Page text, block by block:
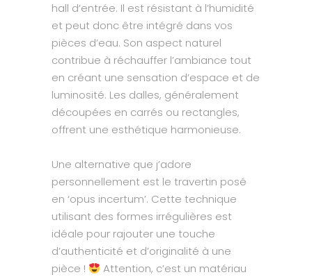
hall d’entrée. Il est résistant à l’humidité
et peut donc être intégré dans vos
pièces d’eau. Son aspect naturel
contribue à réchauffer l’ambiance tout
en créant une sensation d’espace et de
luminosité. Les dalles, généralement
découpées en carrés ou rectangles,
offrent une esthétique harmonieuse.
Une alternative que j’adore
personnellement est le travertin posé
en ‘opus incertum’. Cette technique
utilisant des formes irrégulières est
idéale pour rajouter une touche
d’authenticité et d’originalité à une
pièce !
Attention, c’est un matériau